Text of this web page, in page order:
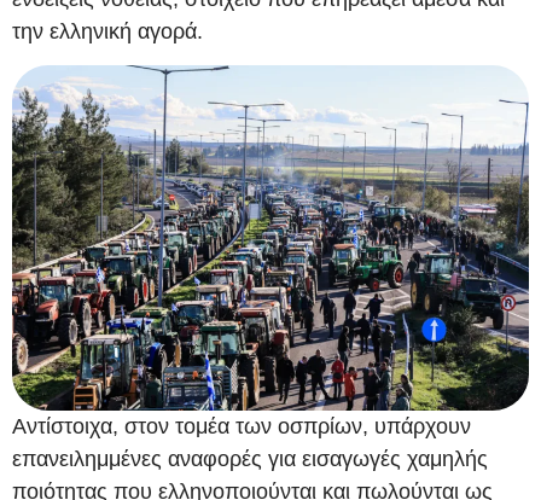
την ελληνική αγορά.
Αντίστοιχα, στον τομέα των οσπρίων, υπάρχουν
επανειλημμένες αναφορές για εισαγωγές χαμηλής
ποιότητας που ελληνοποιούνται και πωλούνται ως